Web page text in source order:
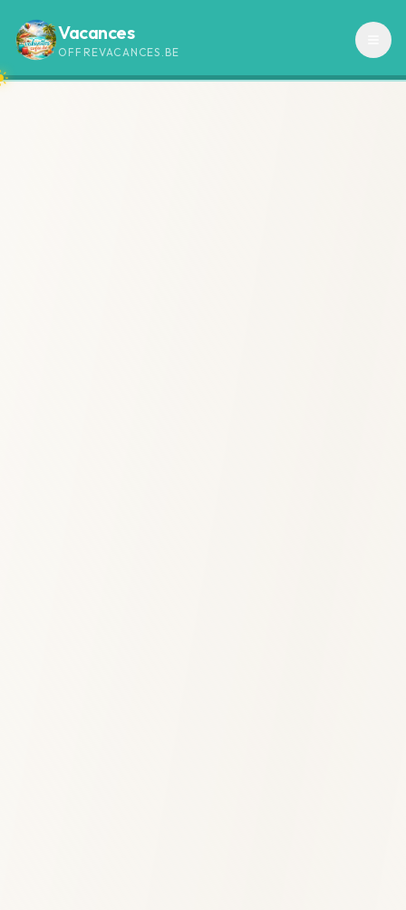
Vacances
OFFREVACANCES.BE